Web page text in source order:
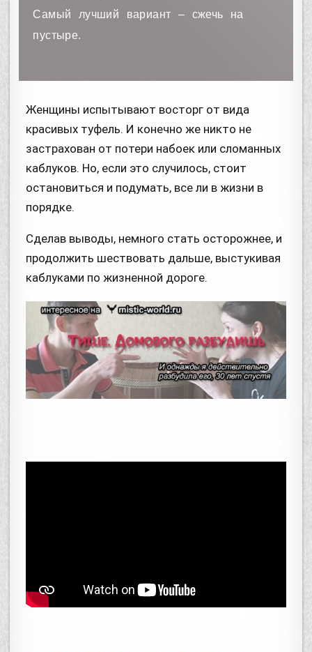
Самый лучший вариант – сжечь на
пустыре.
Женщины испытывают восторг от вида
красивых туфель. И конечно же никто не
застрахован от потери набоек или сломанных
каблуков. Но, если это случилось, стоит
остановиться и подумать, все ли в жизни в
порядке.
Сделав выводы, немного стать осторожнее, и
продолжить шествовать дальше, выстукивая
каблуками по жизненной дороге.